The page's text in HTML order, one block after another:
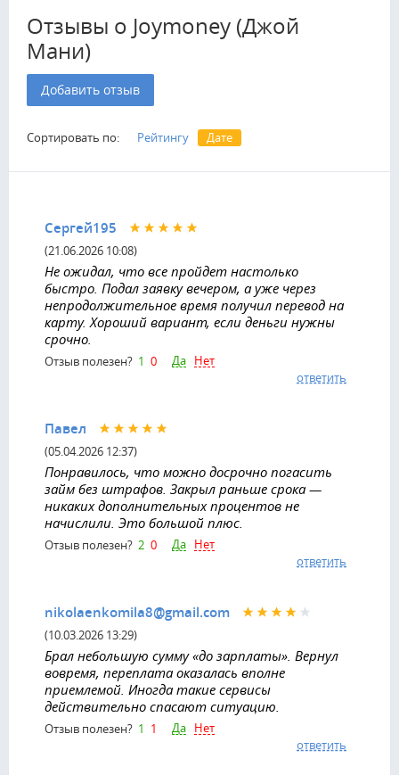
Отзывы о Joymoney (Джой
Мани)
Добавить отзыв
Сортировать по: Рейтингу Дате
Сергей195
(21.06.2026 10:08)
Не ожидал, что все пройдет настолько
быстро. Подал заявку вечером, а уже через
непродолжительное время получил перевод на
карту. Хороший вариант, если деньги нужны
срочно.
Отзыв полезен? 1 0 Да Нет
ответить
Павел
(05.04.2026 12:37)
Понравилось, что можно досрочно погасить
займ без штрафов. Закрыл раньше срока —
никаких дополнительных процентов не
начислили. Это большой плюс.
Отзыв полезен? 2 0 Да Нет
ответить
nikolaenkomila8@gmail.com
(10.03.2026 13:29)
Брал небольшую сумму «до зарплаты». Вернул
вовремя, переплата оказалась вполне
приемлемой. Иногда такие сервисы
действительно спасают ситуацию.
Отзыв полезен? 1 1 Да Нет
ответить